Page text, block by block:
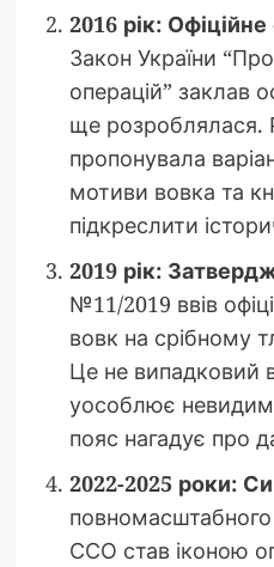
2016 рік:
Закон України
операцій” заклав
ще розроблялася.
пропонувала
мотиви вовка та
підкреслити
2019 рік:
№11/2019 ввів
вовк на срібному
Це не випадковий
уособлює
пояс нагадує про
2022-2025 роки:
ССО став іконою